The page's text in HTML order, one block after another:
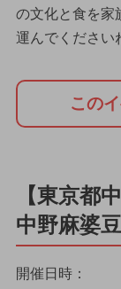
の文化と食を家
運んでください
この
【東京都
中野麻婆
開催日時：